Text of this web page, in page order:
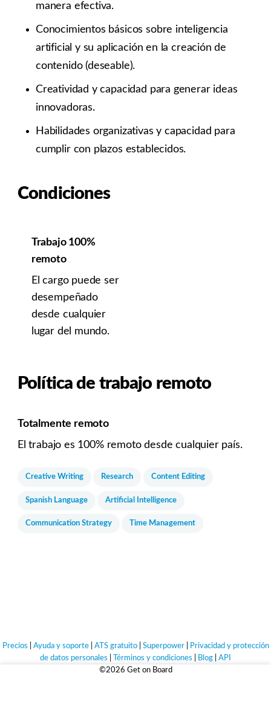
manera efectiva.
Conocimientos básicos sobre inteligencia
artificial y su aplicación en la creación de
contenido (deseable).
Creatividad y capacidad para generar ideas
innovadoras.
Habilidades organizativas y capacidad para
cumplir con plazos establecidos.
Condiciones
Trabajo 100%
remoto
El cargo puede ser
desempeñado
desde cualquier
lugar del mundo.
Política de trabajo remoto
Totalmente remoto
El trabajo es 100% remoto desde cualquier país.
Creative Writing Research Content Editing
Spanish Language Artificial Intelligence
Communication Strategy Time Management
Precios Ayuda y soporte| ATS gratuito| Superpower|
Privacidad y protección
de datos personales
Términos y condiciones Blog
API
©2026 Get on Board